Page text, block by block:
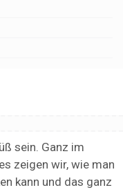
sein. Ganz im
zeigen wir, wie man
kann und das ganz